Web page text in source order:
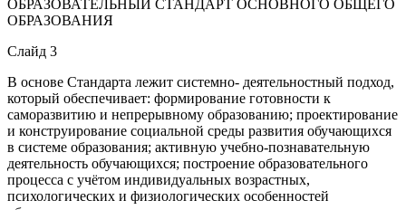
ОБРАЗОВАТЕЛЬНЫЙ СТАНДАРТ ОСНОВНОГО ОБЩЕГО
ОБРАЗОВАНИЯ
Слайд 3
В основе Стандарта лежит системно- деятельностный подход,
который обеспечивает: формирование готовности к
саморазвитию и непрерывному образованию; проектирование
и конструирование социальной среды развития обучающихся
в системе образования; активную учебно-познавательную
деятельность обучающихся; построение образовательного
процесса с учётом индивидуальных возрастных,
психологических и физиологических особенностей